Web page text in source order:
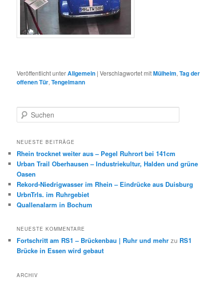
Veröffentlicht unterAllgemein |Verschlagwortet mitMülheim,Tag der
offenen Tür,Tengelmann
u
h
n
NEUESTE BEITRÄGE
Rhein trocknet weiter aus – Pegel Ruhrort bei 141cm
Urban Trail Oberhausen – Industriekultur, Halden und grüne
Oasen
Rekord-Niedrigwasser im Rhein – Eindrücke aus Duisburg
UrbnTrls. im Ruhrgebiet
Quallenalarm in Bochum
NEUESTE KOMMENTARE
Fortschritt am RS1 – Brückenbau | Ruhr und mehr zu RS1
Brücke in Essen wird gebaut
ARCHIV